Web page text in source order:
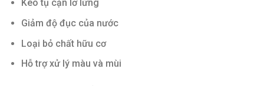
Keo tụ cặn lơ lửng
Giảm độ đục của nước
Loại bỏ chất hữu cơ
Hỗ trợ xử lý màu và mùi